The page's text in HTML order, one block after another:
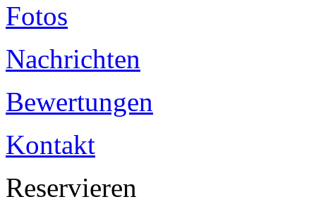
Fotos
Nachrichten
Bewertungen
Kontakt
Reservieren